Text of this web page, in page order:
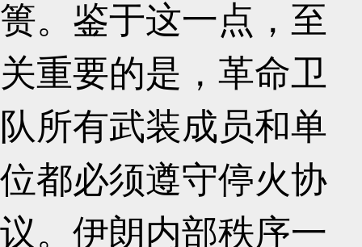
篑。鉴于这一点，至
关重要的是，革命卫
队所有武装成员和单
位都必须遵守停火协
议。伊朗内部秩序一